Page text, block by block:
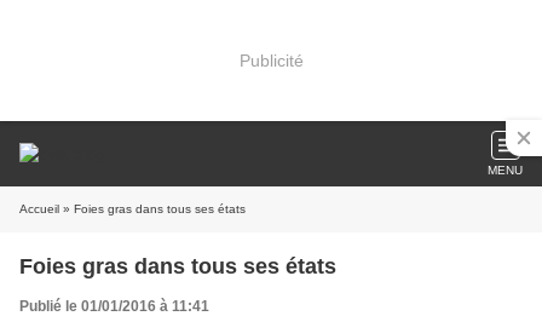
Publicité
MENU
Accueil » Foies gras dans tous ses états
Foies gras dans tous ses états
Publié le 01/01/2016 à 11:41